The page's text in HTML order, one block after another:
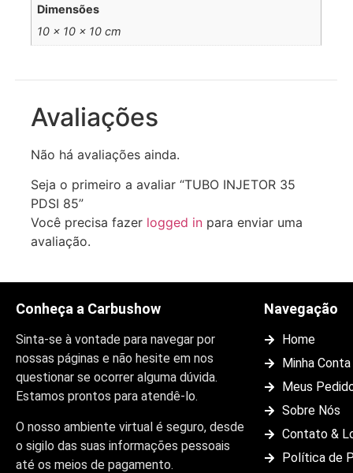
Dimensões
10 × 10 × 10 cm
Avaliações
Não há avaliações ainda.
Seja o primeiro a avaliar “TUBO INJETOR 35
PDSI 85”
Você precisa fazer logged in para enviar uma
avaliação.
Conheça a Carbushow
Sinta-se à vontade para navegar por
nossas páginas e não hesite em nos
questionar se ocorrer alguma dúvida.
Estamos prontos para atendê-lo.
O nosso ambiente virtual é seguro, desde
o sigilo das suas informações pessoais
até os meios de pagamento.
Navegação
Home
Minha Conta
Meus
Sobre Nós
Contato &
Política de